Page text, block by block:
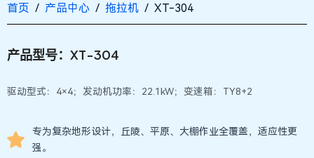
首页 / 产品中心 / 拖拉机 / XT-304
产品型号：XT-304
驱动型式：4×4；发动机功率：22.1kW；变速箱：TY8+2
专为复杂地形设计，丘陵、平原、大棚作业全覆盖，适应性更
强。